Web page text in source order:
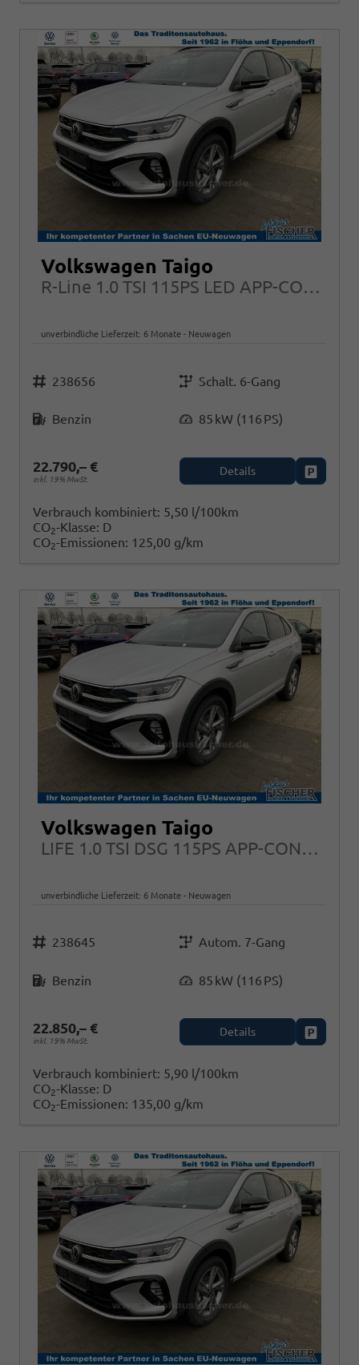
Volkswagen Taigo
R-Line 1.0 TSI 115PS LED APP-CONNECT IQ.DRIVE 17"ALU
unverbindliche Lieferzeit: 6 Monate Neuwagen
Fahrzeugnr.
238656
Getriebe
Schalt. 6-Gang
Benzin 85 kW (116 PS)
22.790,– €
inkl. 19% MwSt.
Details
Verbrauch kombiniert: 5,50 l/100km
CO2-Klasse: D
CO2-Emissionen: 125,00 g/km
Volkswagen Taigo
LIFE 1.0 TSI DSG 115PS APP-CONNECT LED 16"ALU
unverbindliche Lieferzeit: 6 Monate Neuwagen
Fahrzeugnr.
238645
Getriebe
Autom. 7-Gang
Benzin 85 kW (116 PS)
22.850,– €
inkl. 19% MwSt.
Details
Verbrauch kombiniert: 5,90 l/100km
CO2-Klasse: D
CO2-Emissionen: 135,00 g/km